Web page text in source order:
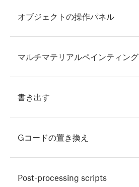
オブジェクトの操作パネル
マルチマテリアルペインティング
書き出す
Gコードの置き換え
Post-processing scripts